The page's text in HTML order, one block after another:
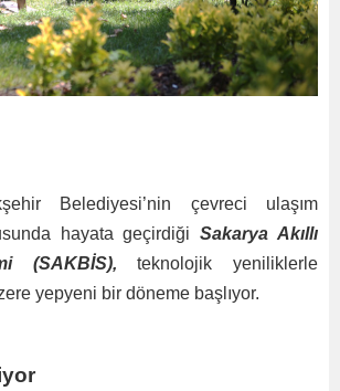
Belediyesi’nin çevreci ulaşım
hayata geçirdiğiSakarya Akıllı
(SAKBİS), teknolojik yeniliklerle
yepyeni bir döneme başlıyor.